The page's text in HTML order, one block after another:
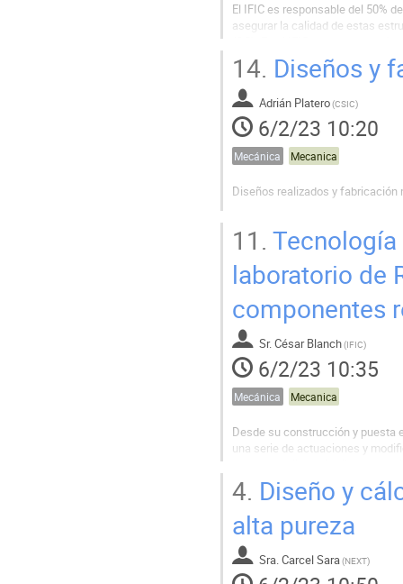
El IFIC es responsable del 50%
asegurar la calidad de estas
esta charla se describirán el...
14. Diseños y
Adrián Platero(CSIC)
6/2/23 10:20
Mecánica Mecanica
Diseños realizados y
11.
laboratorio de
componentes
Sr.César Blanch(IFIC)
6/2/23 10:35
Mecánica Mecanica
Desde su construcción y puesta
una serie de actuaciones y
presentación se describirán
4. Diseño y
alta pureza
Sra. Carcel Sara(NEXT)